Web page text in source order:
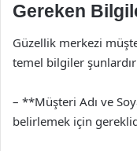
Gereken
Güzellik merkezi
temel bilgiler
– **Müşteri Adı ve
belirlemek için